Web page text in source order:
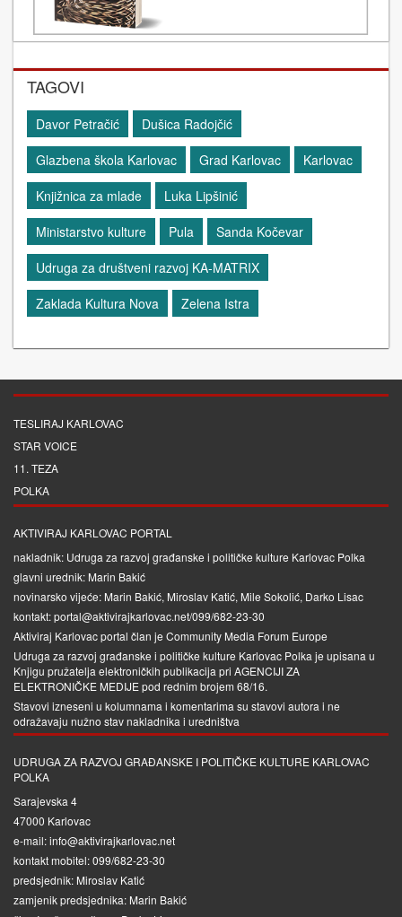
TAGOVI
Davor Petračić
Dušica Radojčić
Glazbena škola Karlovac
Grad Karlovac
Karlovac
Knjižnica za mlade
Luka Lipšinić
Ministarstvo kulture
Pula
Sanda Kočevar
Udruga za društveni razvoj KA-MATRIX
Zaklada Kultura Nova
Zelena Istra
TESLIRAJ KARLOVAC
STAR VOICE
11. TEZA
POLKA
AKTIVIRAJ KARLOVAC PORTAL
nakladnik: Udruga za razvoj građanske i političke kulture Karlovac Polka
glavni urednik: Marin Bakić
novinarsko vijeće: Marin Bakić, Miroslav Katić, Mile Sokolić, Darko Lisac
kontakt: portal@aktivirajkarlovac.net/099/682-23-30
Aktiviraj Karlovac portal član je Community Media Forum Europe
Udruga za razvoj građanske i političke kulture Karlovac Polka je upisana u
Knjigu pružatelja elektroničkih publikacija pri AGENCIJI ZA
ELEKTRONIČKE MEDIJEpod rednim brojem 68/16.
Stavovi izneseni u kolumnama i komentarima su stavovi autora i ne
odražavaju nužno stav nakladnika i uredništva
UDRUGA ZA RAZVOJ GRAĐANSKE I POLITIČKE KULTURE KARLOVAC
POLKA
Sarajevska 4
47000 Karlovac
e-mail: info@aktivirajkarlovac.net
kontakt mobitel: 099/682-23-30
predsjednik: Miroslav Katić
zamjenik predsjednika: Marin Bakić